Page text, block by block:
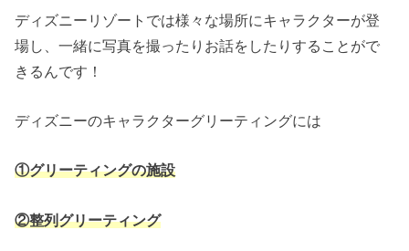
ディズニーリゾートでは様々な場所にキャラクターが登
場し、一緒に写真を撮ったりお話をしたりすることがで
きるんです！
ディズニーのキャラクターグリーティングには
①グリーティングの施設
②整列グリーティング